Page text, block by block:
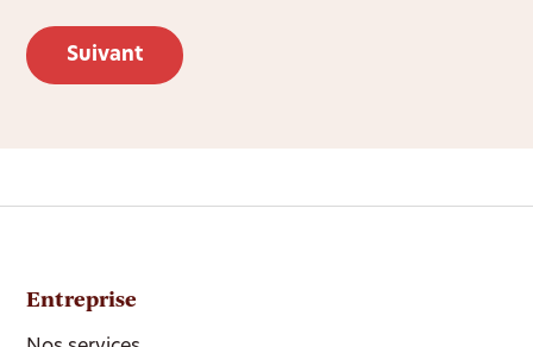
Entreprise